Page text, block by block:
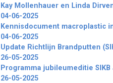
Kay Mollenhauer en Linda
04-06-2025
Kennisdocument macroplastic
04-06-2025
Update Richtlijn Brandputten
26-05-2025
Programma jubileumeditie
26-05-2025